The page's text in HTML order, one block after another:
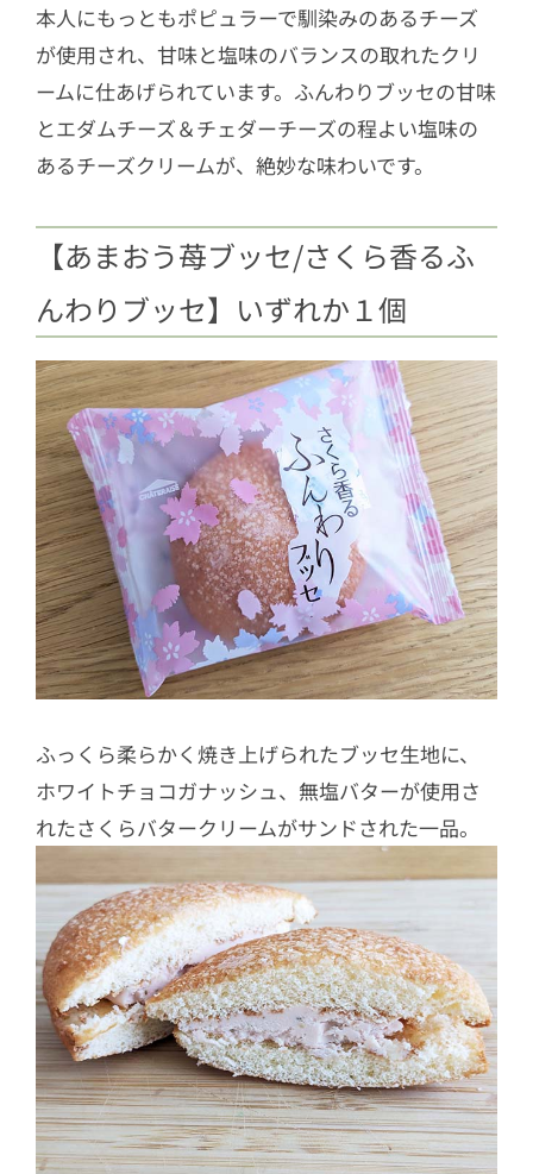
本人にもっともポピュラーで馴染みのあるチーズ
が使用され、甘味と塩味のバランスの取れたクリ
ームに仕あげられています。ふんわりブッセの甘味
とエダムチーズ＆チェダーチーズの程よい塩味の
あるチーズクリームが、絶妙な味わいです。
【あまおう苺ブッセ/さくら香るふ
んわりブッセ】いずれか１個
ふっくら柔らかく焼き上げられたブッセ生地に、
ホワイトチョコガナッシュ、無塩バターが使用さ
れたさくらバタークリームがサンドされた一品。